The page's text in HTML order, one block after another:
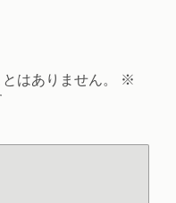
はありません。
※